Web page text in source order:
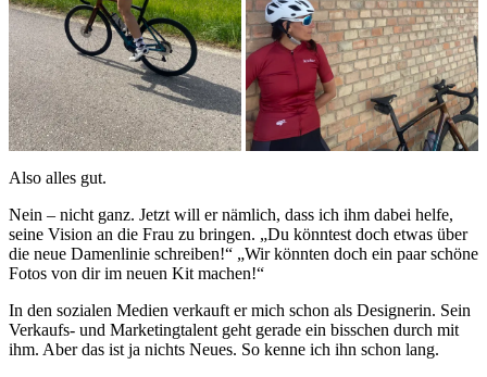
Also alles gut.
Nein – nicht ganz. Jetzt will er nämlich, dass ich ihm dabei helfe,
seine Vision an die Frau zu bringen. „Du könntest doch etwas über
die neue Damenlinie schreiben!“ „Wir könnten doch ein paar schöne
Fotos von dir im neuen Kit machen!“
In den sozialen Medien verkauft er mich schon als Designerin. Sein
Verkaufs- und Marketingtalent geht gerade ein bisschen durch mit
ihm. Aber das ist ja nichts Neues. So kenne ich ihn schon lang.